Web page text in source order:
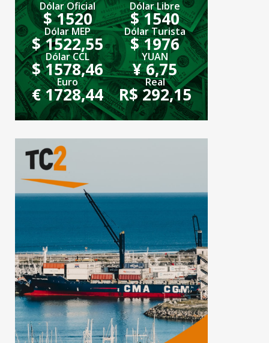
Dólar Oficial
$ 1520
Dólar Libre
$ 1540
Dólar MEP
$ 1522,55
Dólar Turista
$ 1976
Dólar CCL
$ 1578,46
YUAN
¥ 6,75
Euro
€ 1728,44
Real
R$ 292,15